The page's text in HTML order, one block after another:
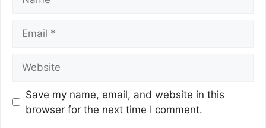
Save my name, email, and website in this
browser for the next time I comment.